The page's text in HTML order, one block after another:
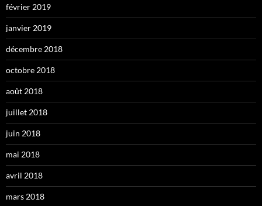
février 2019
janvier 2019
décembre 2018
octobre 2018
août 2018
juillet 2018
juin 2018
mai 2018
avril 2018
mars 2018